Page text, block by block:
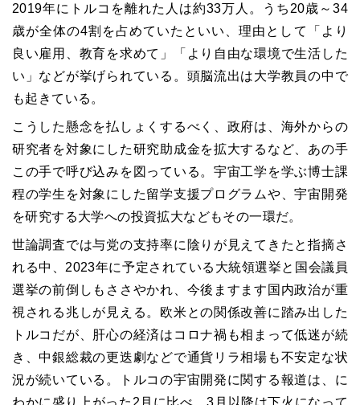
2019年にトルコを離れた人は約33万人。うち20歳～34
歳が全体の4割を占めていたといい、理由として「より
良い雇用、教育を求めて」「より自由な環境で生活した
い」などが挙げられている。頭脳流出は大学教員の中で
も起きている。
こうした懸念を払しょくするべく、政府は、海外からの
研究者を対象にした研究助成金を拡大するなど、あの手
この手で呼び込みを図っている。宇宙工学を学ぶ博士課
程の学生を対象にした留学支援プログラムや、宇宙開発
を研究する大学への投資拡大などもその一環だ。
世論調査では与党の支持率に陰りが見えてきたと指摘さ
れる中、2023年に予定されている大統領選挙と国会議員
選挙の前倒しもささやかれ、今後ますます国内政治が重
視される兆しが見える。欧米との関係改善に踏み出した
トルコだが、肝心の経済はコロナ禍も相まって低迷が続
き、中銀総裁の更迭劇などで通貨リラ相場も不安定な状
況が続いている。トルコの宇宙開発に関する報道は、に
わかに盛り上がった2月に比べ、3月以降は下火になって